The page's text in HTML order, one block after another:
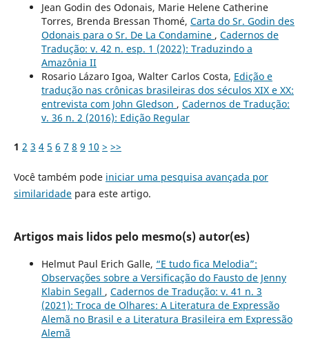
Jean Godin des Odonais, Marie Helene Catherine
Torres, Brenda Bressan Thomé, Carta do Sr. Godin des
Odonais para o Sr. De La Condamine , Cadernos de
Tradução: v. 42 n. esp. 1 (2022): Traduzindo a
Amazônia II
Rosario Lázaro Igoa, Walter Carlos Costa, Edição e
tradução nas crônicas brasileiras dos séculos XIX e XX:
entrevista com John Gledson , Cadernos de Tradução:
v. 36 n. 2 (2016): Edição Regular
1 2 3 4 5 6 7 8 9 10 > >>
Você também pode iniciar uma pesquisa avançada por
similaridadepara este artigo.
Artigos mais lidos pelo mesmo(s) autor(es)
Helmut Paul Erich Galle, “E tudo fica Melodia”:
Observações sobre a Versificação do Fausto de Jenny
Klabin Segall , Cadernos de Tradução: v. 41 n. 3
(2021): Troca de Olhares: A Literatura de Expressão
Alemã no Brasil e a Literatura Brasileira em Expressão
Alemã